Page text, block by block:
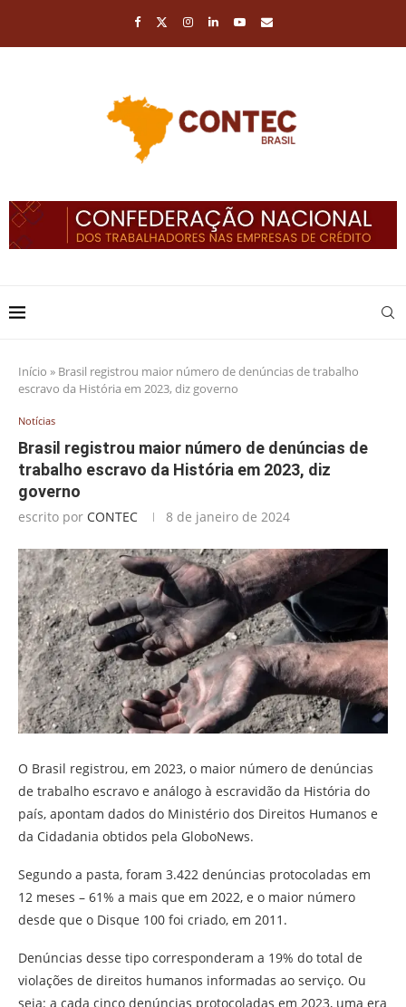
Início » Brasil registrou maior número de denúncias de trabalho
escravo da História em 2023, diz governo
Notícias
Brasil registrou maior número de denúncias de
trabalho escravo da História em 2023, diz
governo
escrito por CONTEC 8 de janeiro de 2024
O Brasil registrou, em 2023, o maior número de denúncias
de trabalho escravo e análogo à escravidão da História do
país, apontam dados do Ministério dos Direitos Humanos e
da Cidadania obtidos pela GloboNews.
Segundo a pasta, foram 3.422 denúncias protocoladas em
12 meses – 61% a mais que em 2022, e o maior número
desde que o Disque 100 foi criado, em 2011.
Denúncias desse tipo corresponderam a 19% do total de
violações de direitos humanos informadas ao serviço. Ou
seja: a cada cinco denúncias protocoladas em 2023, uma era